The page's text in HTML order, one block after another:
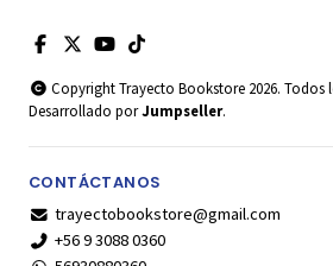
Copyright Trayecto Bookstore 2026. Todos
Desarrollado porJumpseller.
CONTÁCTANOS
trayectobookstore@gmail.com
+56 9 3088 0360